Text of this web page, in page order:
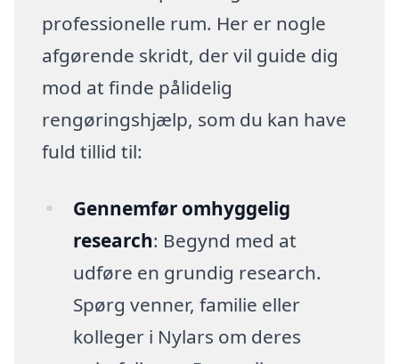
professionelle rum. Her er nogle
afgørende skridt, der vil guide dig
mod at finde pålidelig
rengøringshjælp, som du kan have
fuld tillid til:
Gennemfør omhyggelig
research: Begynd med at
udføre en grundig research.
Spørg venner, familie eller
kolleger i Nylars om deres